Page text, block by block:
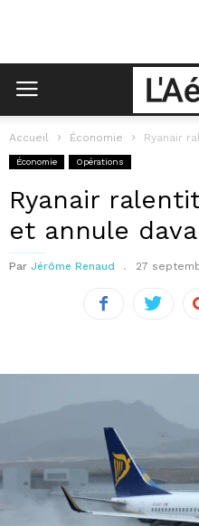
Accueil Économie Ryanair
Économie Opérations
Ryanair
et annule
Par Jérôme Renaud 27